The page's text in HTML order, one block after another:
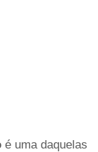
é uma daquelas